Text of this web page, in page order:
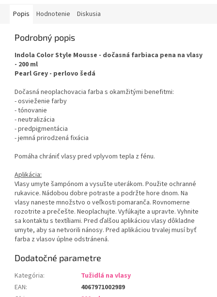
Popis Hodnotenie Diskusia
Podrobný popis
Indola Color Style Mousse - dočasná farbiaca pena na vlasy
- 200 ml
Pearl Grey - perlovo šedá
Dočasná neoplachovacia farba s okamžitými benefitmi:
- osvieženie farby
- tónovanie
- neutralizácia
- predpigmentácia
- jemná prirodzená fixácia
Pomáha chrániť vlasy pred vplyvom tepla z fénu.
Aplikácia:
Vlasy umyte šampónom a vysušte uterákom. Použite ochranné
rukavice. Nádobou dobre potraste a podržte hore dnom. Na
vlasy naneste množstvo o veľkosti pomaranča. Rovnomerne
rozotrite a prečešte. Neoplachujte. Vyfúkajte a upravte. Vyhnite
sa kontaktu s textíliami. Pred ďalšou aplikáciou vlasy dôkladne
umyte, aby sa netvorili nánosy. Pred aplikáciou trvalej musí byť
farba z vlasov úplne odstránená.
Dodatočné parametre
Kategória:
Tužidlá na vlasy
EAN:
4067971002989